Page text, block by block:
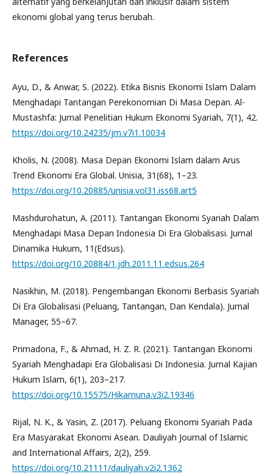
ekonomi global yang terus berubah.
References
Ayu, D., & Anwar, S. (2022). Etika Bisnis Ekonomi Islam Dalam
Menghadapi Tantangan Perekonomian Di Masa Depan. Al-
Mustashfa: Jurnal Penelitian Hukum Ekonomi Syariah, 7(1), 42.
https://doi.org/10.24235/jm.v7i1.10034
Kholis, N. (2008). Masa Depan Ekonomi Islam dalam Arus
Trend Ekonomi Era Global. Unisia, 31(68), 1–23.
https://doi.org/10.20885/unisia.vol31.iss68.art5
Mashdurohatun, A. (2011). Tantangan Ekonomi Syariah Dalam
Menghadapi Masa Depan Indonesia Di Era Globalisasi. Jurnal
Dinamika Hukum, 11(Edsus).
https://doi.org/10.20884/1.jdh.2011.11.edsus.264
Nasikhin, M. (2018). Pengembangan Ekonomi Berbasis Syariah
Di Era Globalisasi (Peluang, Tantangan, Dan Kendala). Jurnal
Manager, 55–67.
Primadona, F., & Ahmad, H. Z. R. (2021). Tantangan Ekonomi
Syariah Menghadapi Era Globalisasi Di Indonesia. Jurnal Kajian
Hukum Islam, 6(1), 203–217.
https://doi.org/10.15575/Hikamuna.v3i2.19346
Rijal, N. K., & Yasin, Z. (2017). Peluang Ekonomi Syariah Pada
Era Masyarakat Ekonomi Asean. Dauliyah Journal of Islamic
and International Affairs, 2(2), 259.
https://doi.org/10.21111/dauliyah.v2i2.1362